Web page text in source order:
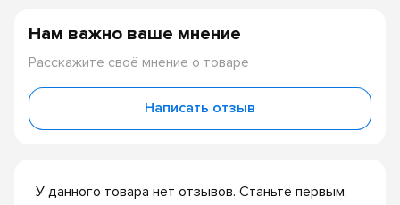
У данного товара нет отзывов. Станьте первым,
Нам важно ваше мнение
Расскажите своё мнение о товаре
Написать отзыв